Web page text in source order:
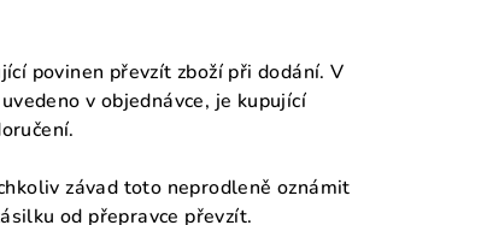
povinen převzít zboží při dodání. V
v objednávce, je kupující
závad toto neprodleně oznámit
od přepravce převzít.